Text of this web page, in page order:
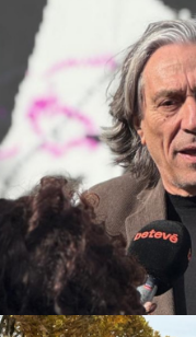
Campanyes
i PR
Estratègia